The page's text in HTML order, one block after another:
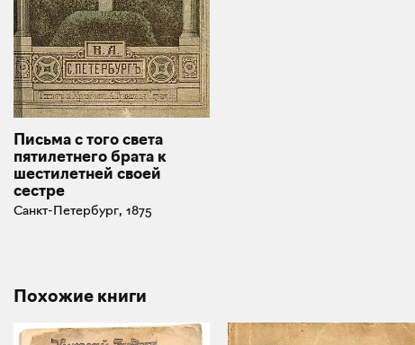
Письма с того света
пятилетнего брата к
шестилетней своей
сестре
Санкт-Петербург, 1875
Похожие книги